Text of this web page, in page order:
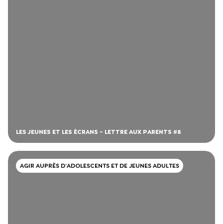
LES JEUNES ET LES ÉCRANS - LETTRE AUX PARENTS #8
AGIR AUPRÈS D’ADOLESCENTS ET DE JEUNES ADULTES